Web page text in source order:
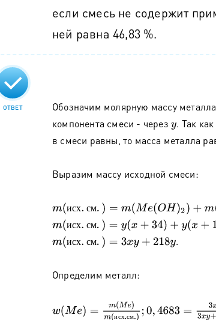
если смесь не содержит
ней равна 46,83 %.
ОТВЕТ Обозначим молярную массу
компонента смеси - через y. Так
в смеси равны, то масса металла
Выразим массу исходной смеси:
исх см
m(исх.с м.)=m(Me(OH)2)+m(Me(N O3 )2)
исх см
m(исх.с м.)=y (x+ 34)+y(x +124 )+y (x+60)
исх см
m(исх.с м.)=3 xy+ 218y .
Определим металл:
исх см
w(Me)=m(M )m(исх см. 0,4683=3 x